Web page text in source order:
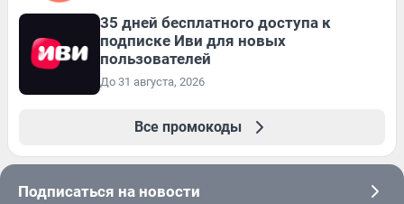
35 дней бесплатного доступа к
подписке Иви для новых
пользователей
До 31 августа, 2026
Все промокоды
Подписаться на новости